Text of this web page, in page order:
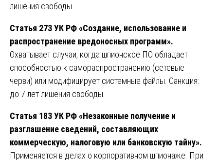
лишения свободы.
Статья 273 УК РФ «Создание, использование и
распространение вредоносных программ».
Охватывает случаи, когда шпионское ПО обладает
способностью к самораспространению (сетевые
черви) или модифицирует системные файлы. Санкция:
до 7 лет лишения свободы.
Статья 183 УК РФ «Незаконные получение и
разглашение сведений, составляющих
коммерческую, налоговую или банковскую тайну».
Применяется в делах о корпоративном шпионаже. При